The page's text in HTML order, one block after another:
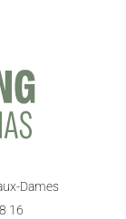
Dames
16